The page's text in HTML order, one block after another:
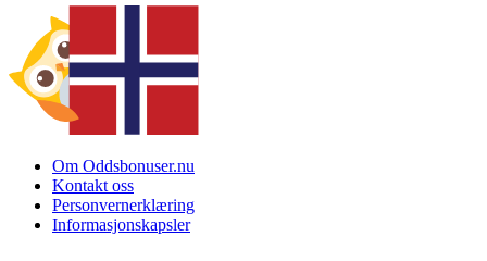
Om Oddsbonuser.nu
Kontakt oss
Personvernerklæring
Informasjonskapsler